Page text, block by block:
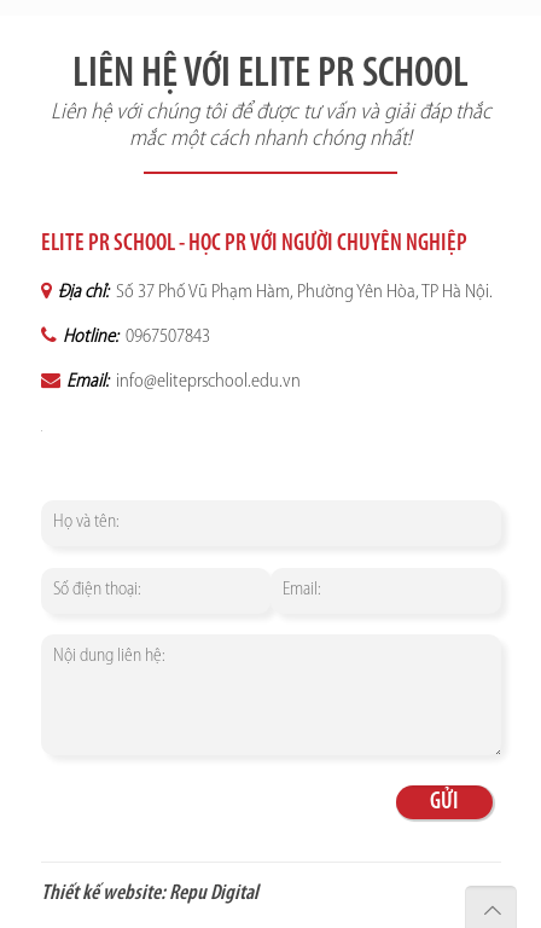
LIÊN HỆ VỚI ELITE PR SCHOOL
Liên hệ với chúng tôi để được tư vấn và giải đáp thắc
mắc một cách nhanh chóng nhất!
ELITE PR SCHOOL - HỌC PR VỚI NGƯỜI CHUYÊN NGHIỆP
Địa chỉ: Số 37 Phố Vũ Phạm Hàm, Phường Yên Hòa, TP Hà Nội.
Hotline: 0967507843
Email: info@eliteprschool.edu.vn
Thiết kế website:Repu Digital